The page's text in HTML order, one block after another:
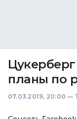
планы по
07.03.2019, 20:00 —